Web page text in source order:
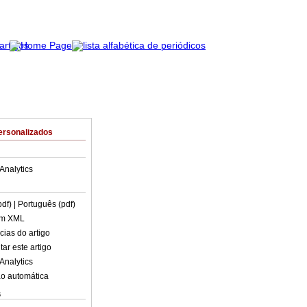
| Português (pdf)
XML
do artigo
este artigo
automática